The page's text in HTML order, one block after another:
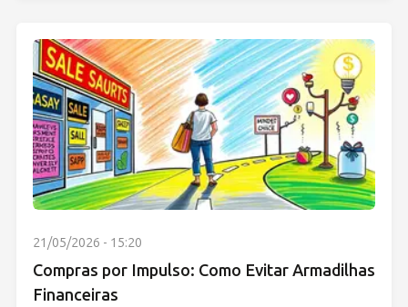
21/05/2026 - 15:20
Compras por Impulso: Como Evitar Armadilhas
Financeiras